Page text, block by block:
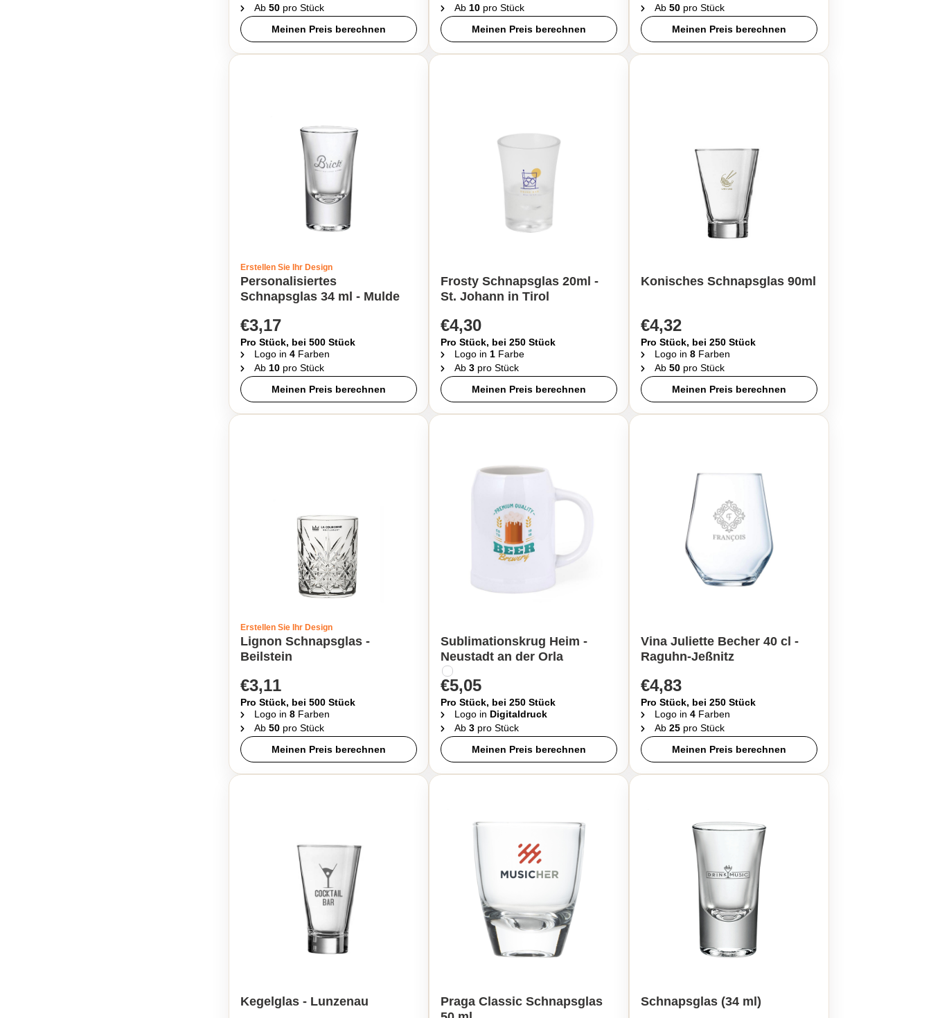
Ab 50 pro Stück
Meinen Preis berechnen
Ab 10pro Stück
Meinen Preis berechnen
Ab 50pro Stück
Meinen Preis berechnen
Erstellen Sie Ihr Design
Personalisiertes
Schnapsglas 34 ml - Mulde
€3,17
Pro Stück, bei 500 Stück
Logo in 4 Farben
Ab 10 pro Stück
Meinen Preis berechnen
Frosty Schnapsglas 20ml -
St. Johann in Tirol
€4,30
Pro Stück, bei 250 Stück
Logo in 1Farbe
Ab 3pro Stück
Meinen Preis berechnen
Konisches Schnapsglas 90ml
€4,32
Pro Stück, bei 250 Stück
Logo in 8Farben
Ab 50pro Stück
Meinen Preis berechnen
Erstellen Sie Ihr Design
Lignon Schnapsglas -
Beilstein
€3,11
Pro Stück, bei 500 Stück
Logo in 8 Farben
Ab 50 pro Stück
Meinen Preis berechnen
Sublimationskrug Heim -
Neustadt an der Orla
€5,05
Pro Stück, bei 250 Stück
Logo in Digitaldruck
Ab 3pro Stück
Meinen Preis berechnen
Vina Juliette Becher 40 cl -
Raguhn-Jeßnitz
€4,83
Pro Stück, bei 250 Stück
Logo in 4Farben
Ab 25pro Stück
Meinen Preis berechnen
Kegelglas - Lunzenau
Praga Classic Schnapsglas
Schnapsglas (34 ml)